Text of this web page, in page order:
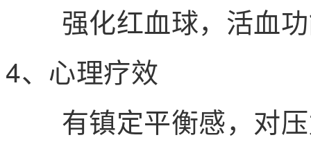
强化红血球，活血功
4、心理疗效
有镇定平衡感，对压